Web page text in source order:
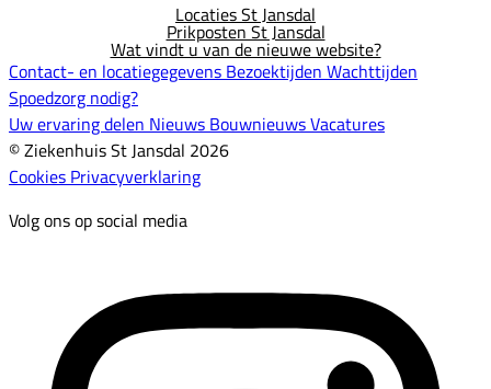
Locaties St Jansdal
Prikposten St Jansdal
Wat vindt u van de nieuwe website?
Contact- en locatiegegevens Bezoektijden Wachttijden
Spoedzorg nodig?
Uw ervaring delen Nieuws BouwnieuwsVacatures
© Ziekenhuis St Jansdal 2026
Cookies Privacyverklaring
Volg ons op social media